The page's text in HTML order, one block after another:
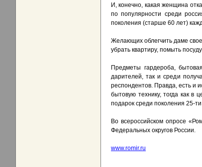
И, конечно, какая женщина
по популярности среди
поколения (старше 60 лет)
Желающих облегчить даме
убрать квартиру, помыть
Предметы гардероба,
дарителей, так и среди
респондентов. Правда, есть и
бытовую технику, тогда как в
подарок среди поколения 25-
Во всероссийском опросе
Федеральных округов России.
www.romir.ru